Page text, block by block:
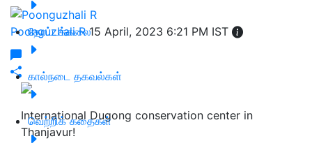
தோட்டக்கலை
கால்நடை தகவல்கள்
வெற்றிக் கதைகள்
Poonguzhali R15 April, 2023 6:21 PM IST
International Dugong conservation center in
Thanjavur!